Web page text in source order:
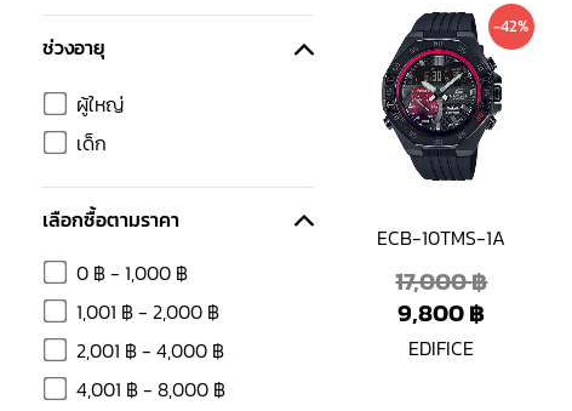
ช่วงอายุ
ผู้ใหญ่
เด็ก
เลือกซื้อตามราคา
0 ฿- 1,000 ฿
1,001 ฿- 2,000 ฿
2,001 ฿- 4,000 ฿
4,001 ฿- 8,000 ฿
-42%
ECB-10TMS-1A
17,000฿
Original
price
was:
17,000 ฿.
9,800฿
Current
price
is:
9,800 ฿.
EDIFICE